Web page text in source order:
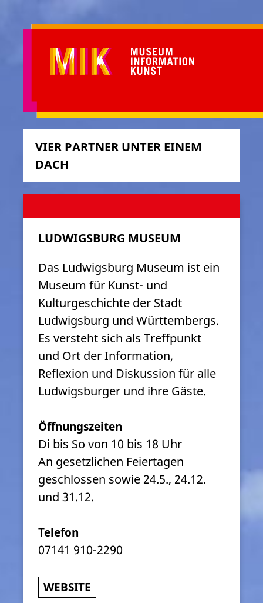
VIER PARTNER UNTER EINEM
DACH
LUDWIGSBURG MUSEUM
Das Ludwigsburg Museum ist ein
Museum für Kunst- und
Kulturgeschichte der Stadt
Ludwigsburg und Württembergs.
Es versteht sich als Treffpunkt
und Ort der Information,
Reflexion und Diskussion für alle
Ludwigsburger und ihre Gäste.
Öffnungszeiten
Di bis So von 10 bis 18 Uhr
An gesetzlichen Feiertagen
geschlossen sowie 24.5., 24.12.
und 31.12.
Telefon
07141 910-2290
WEBSITE